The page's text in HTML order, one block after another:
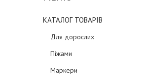
КАТАЛОГ ТОВАРІВ
Для дорослих
Піжами
Маркери